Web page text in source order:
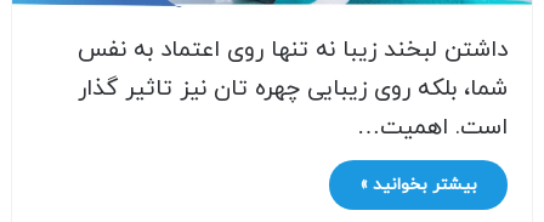
داشتن لبخند زیبا نه تنها روی اعتماد به نفس
شما، بلکه روی زیبایی چهره تان نیز تاثیر گذار
است. اهمیت…
بیشتر بخوانید »